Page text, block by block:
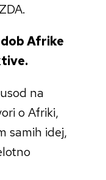
Afrike
na
o Afriki,
samih idej,